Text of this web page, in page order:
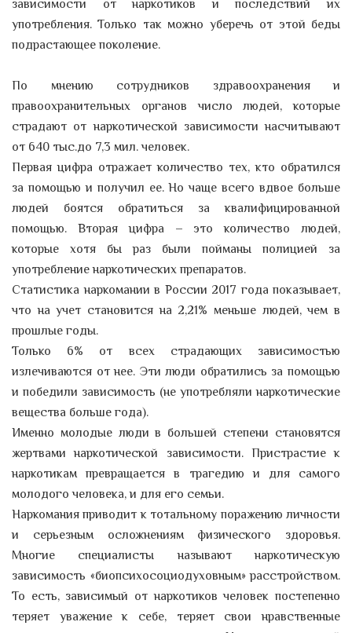
зависимости от наркотиков и последствий их
употребления. Только так можно уберечь от этой беды
подрастающее поколение.
По мнению сотрудников здравоохранения и
правоохранительных органов число людей, которые
страдают от наркотической зависимости насчитывают
от 640 тыс.до 7,3 мил. человек.
Первая цифра отражает количество тех, кто обратился
за помощью и получил ее. Но чаще всего вдвое больше
людей боятся обратиться за квалифицированной
помощью. Вторая цифра – это количество людей,
которые хотя бы раз были пойманы полицией за
употребление наркотических препаратов.
Статистика наркомании в России 2017 года показывает,
что на учет становится на 2,21% меньше людей, чем в
прошлые годы.
Только 6% от всех страдающих зависимостью
излечиваются от нее. Эти люди обратились за помощью
и победили зависимость (не употребляли наркотические
вещества больше года).
Именно молодые люди в большей степени становятся
жертвами наркотической зависимости. Пристрастие к
наркотикам превращается в трагедию и для самого
молодого человека, и для его семьи.
Наркомания приводит к тотальному поражению личности
и серьезным осложнениям физического здоровья.
Многие специалисты называют наркотическую
зависимость «биопсихосоциодуховным» расстройством.
То есть, зависимый от наркотиков человек постепенно
теряет уважение к себе, теряет свои нравственные